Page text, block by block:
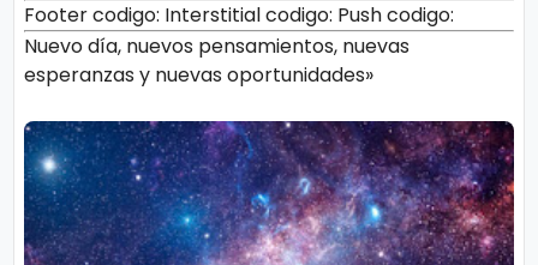
Footer codigo: Interstitial codigo: Push codigo:
Nuevo día, nuevos pensamientos, nuevas
esperanzas y nuevas oportunidades»